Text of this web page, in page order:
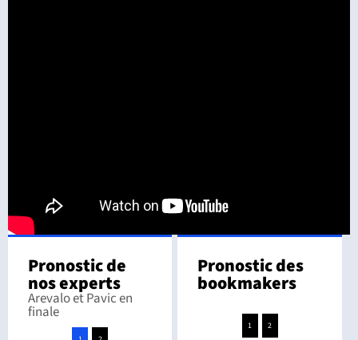
Pronostic de
nos experts
Arevalo et Pavic en
finale
Pronostic des
bookmakers
1 2